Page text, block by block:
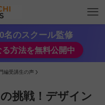
名のスクール監修
方法を無料公開中
編受講生の声
挑戦！デザイン